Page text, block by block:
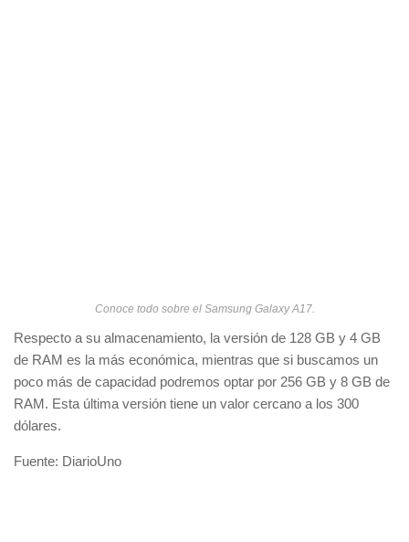
Conoce todo sobre el Samsung Galaxy A17.
Respecto a su almacenamiento, la versión de 128 GB y 4 GB
de RAM es la más económica, mientras que si buscamos un
poco más de capacidad podremos optar por 256 GB y 8 GB de
RAM. Esta última versión tiene un valor cercano a los 300
dólares.
Fuente: DiarioUno